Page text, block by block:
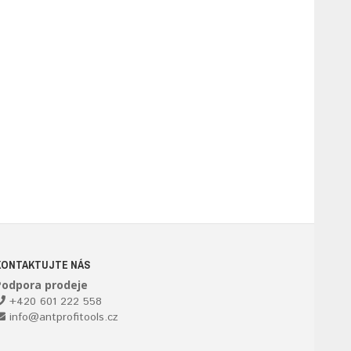
NÁS
prodeje
+420 601 222 558
info@antprofitools.cz